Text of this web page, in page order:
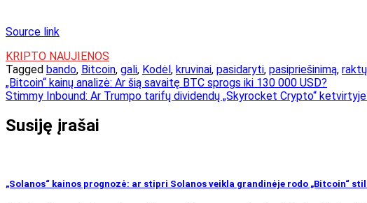
Source link
KRIPTO NAUJIENOS
Tagged bando, Bitcoin, gali, Kodėl, kruvinai, pasidaryti, pasipriešinimą, raktų
Navigacija
tarp
įrašų
„Bitcoin“ kainų analizė: Ar šią savaitę BTC sprogs iki 130 000 USD?
Stimmy Inbound: Ar Trumpo tarifų dividendų „Skyrocket Crypto“
Susiję įrašai
„Solanos“ kainos prognozė: ar stipri Solanos veikla grandinėje rodo „Bitcoin“